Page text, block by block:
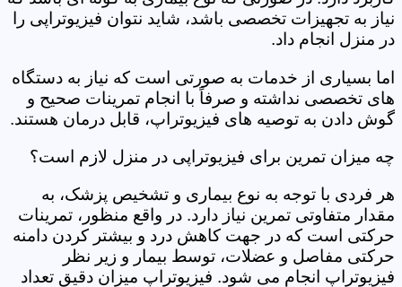
نیاز به تجهیزات تخصصی باشد، شاید نتوان فیزیوتراپی را
در منزل انجام داد.
اما بسیاری از خدمات به صورتی است که نیاز به دستگاه
های تخصصی نداشته و صرفاً با انجام تمرینات صحیح و
گوش دادن به توصیه های فیزیوتراپ، قابل درمان هستند.
چه میزان تمرین برای فیزیوتراپی در منزل لازم است؟
هر فردی با توجه به نوع بیماری و تشخیص پزشک، به
مقدار متفاوتی تمرین نیاز دارد. در واقع منظور، تمرینات
حرکتی است که در جهت کاهش درد و بیشتر کردن دامنه
حرکتی مفاصل و عضلات، توسط بیمار و زیر نظر
فیزیوتراپ انجام می شود. فیزیوتراپ میزان دقیق تعداد